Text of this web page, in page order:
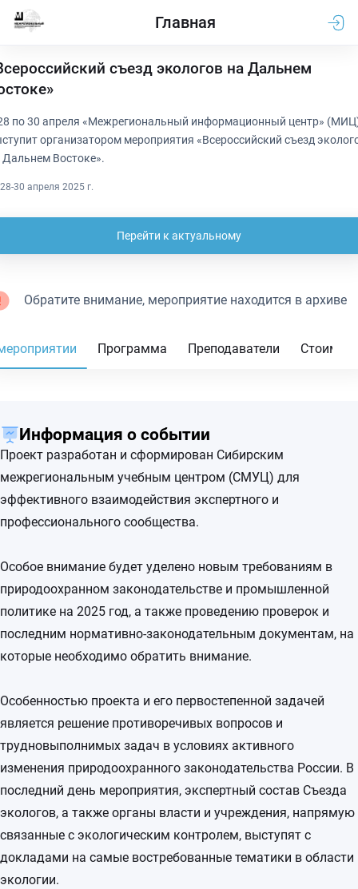
Главная
съезд экологов на Дальнем
по 30 апреля «Межрегиональный информационный центр»
организатором мероприятия «Всероссийский съезд
Дальнем Востоке».
28-30 апреля 2025 г.
Перейти к актуальному
Обратите внимание, мероприятие находится в архиве
Программа Преподаватели
Информация о событии
Проект разработан и сформирован Сибирским
межрегиональным учебным центром (СМУЦ) для
эффективного взаимодействия экспертного и
профессионального сообщества.
Особое внимание будет уделено новым требованиям в
природоохранном законодательстве и промышленной
политике на 2025 год, а также проведению проверок и
последним нормативно-законодательным документам, на
которые необходимо обратить внимание.
Особенностью проекта и его первостепенной задачей
является решение противоречивых вопросов и
трудновыполнимых задач в условиях активного
изменения природоохранного законодательства России. В
последний день мероприятия, экспертный состав Съезда
экологов, а также органы власти и учреждения, напрямую
связанные с экологическим контролем, выступят с
докладами на самые востребованные тематики в области
экологии.